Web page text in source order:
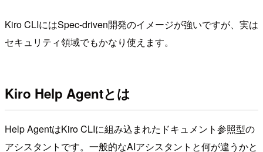
Kiro CLIにはSpec-driven開発のイメージが強いですが、実は
セキュリティ領域でもかなり使えます。
Kiro Help Agentとは
Help AgentはKiro CLIに組み込まれたドキュメント参照型の
アシスタントです。一般的なAIアシスタントと何が違うかと